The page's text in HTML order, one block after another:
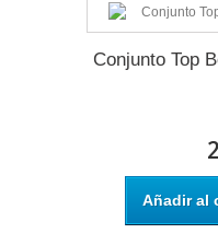
Conjunto Top
Añadir al